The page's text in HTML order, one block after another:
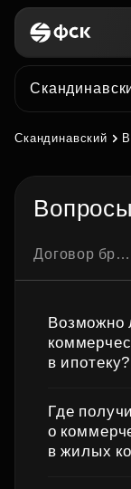
Скандинавский
Договор бронирования квартиры
Возможно
в ипотеку?
Где
о
в жилых